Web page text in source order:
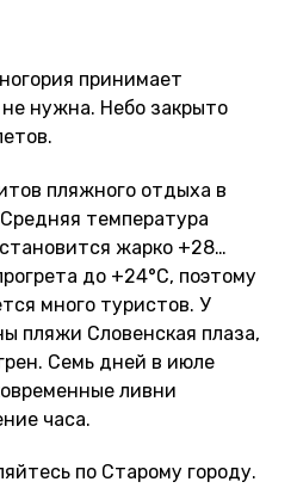
принимает
нужна. Небо закрыто
пляжного отдыха в
температура
жарко +28…
до +24°С, поэтому
много туристов. У
пляжи Словенская плаза,
Семь дней в июле
ливни
часа.
по Старому городу.